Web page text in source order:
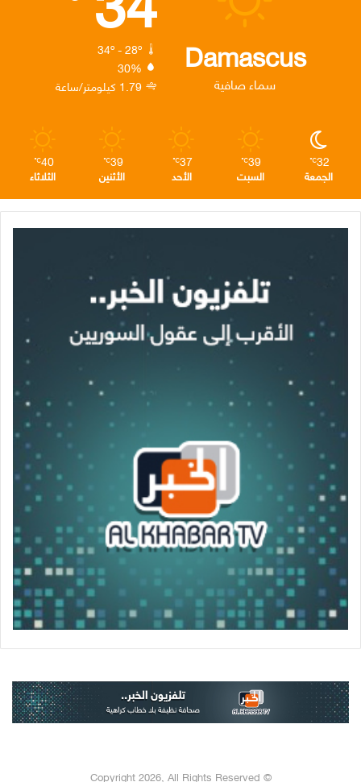
و
ق
ر
ا
ر
ا
Damascus
سماء صافية
34º - 28º
30%
1.79 كيلومتر/ساعة
32
℃
الجمعة
39
℃
السبت
37
℃
الأحد
39
℃
الأثنين
40
℃
الثلاثاء
© Copyright 2026, All Rights Reserved